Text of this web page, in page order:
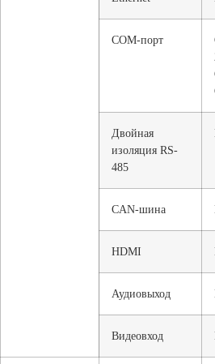
COM-порт
Двойная
изоляция RS-
485
CAN-шина
HDMI
Аудиовыход
Видеовход